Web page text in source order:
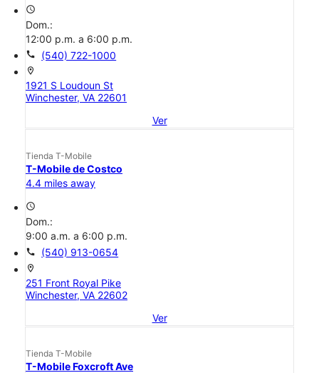
access_time
Dom.:
12:00 p.m. a 6:00 p.m.
call (540) 722-1000
location_on
1921 S Loudoun St
Winchester, VA 22601
Ver
Tienda T-Mobile
T-Mobile de Costco
4.4 miles away
access_time
Dom.:
9:00 a.m. a 6:00 p.m.
call (540) 913-0654
location_on
251 Front Royal Pike
Winchester, VA 22602
Ver
Tienda T-Mobile
T-Mobile Foxcroft Ave